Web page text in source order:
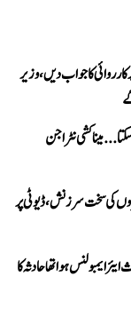
کا جواب دیں، وزیر
میناکشی نٹراجن
کی سخت سرزنش، ڈیوٹی پر
ایمبولنس ہوا تھا حادثہ کا